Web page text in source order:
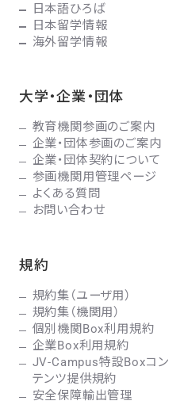
日本語ひろば
日本留学情報
海外留学情報
大学・企業・団体
教育機関参画のご案内
企業・団体参画のご案内
企業・団体契約について
参画機関用管理ページ
よくある質問
お問い合わせ
規約
規約集（ユーザ用）
規約集（機関用）
個別機関Box利用規約
企業Box利用規約
JV-Campus特設Boxコン
テンツ提供規約
安全保障輸出管理